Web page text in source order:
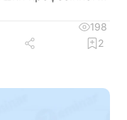
198
2